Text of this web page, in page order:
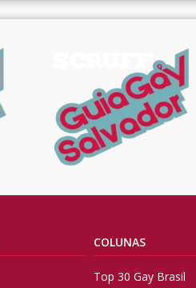
COLUNAS
Top 30 Gay Brasil